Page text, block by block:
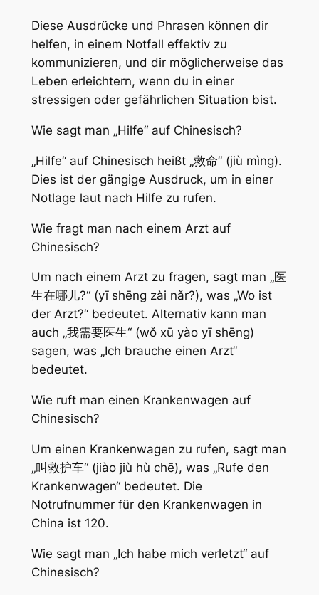
Diese Ausdrücke und Phrasen können dir
helfen, in einem Notfall effektiv zu
kommunizieren, und dir möglicherweise das
Leben erleichtern, wenn du in einer
stressigen oder gefährlichen Situation bist.
Wie sagt man „Hilfe“ auf Chinesisch?
„Hilfe“ auf Chinesisch heißt „救命“ (jiù mìng).
Dies ist der gängige Ausdruck, um in einer
Notlage laut nach Hilfe zu rufen.
Wie fragt man nach einem Arzt auf
Chinesisch?
Um nach einem Arzt zu fragen, sagt man „医
生在哪儿?“ (yī shēng zài nǎr?), was „Wo ist
der Arzt?“ bedeutet. Alternativ kann man
auch „我需要医生“ (wǒ xū yào yī shēng)
sagen, was „Ich brauche einen Arzt“
bedeutet.
Wie ruft man einen Krankenwagen auf
Chinesisch?
Um einen Krankenwagen zu rufen, sagt man
„叫救护车“ (jiào jiù hù chē), was „Rufe den
Krankenwagen“ bedeutet. Die
Notrufnummer für den Krankenwagen in
China ist 120.
Wie sagt man „Ich habe mich verletzt“ auf
Chinesisch?